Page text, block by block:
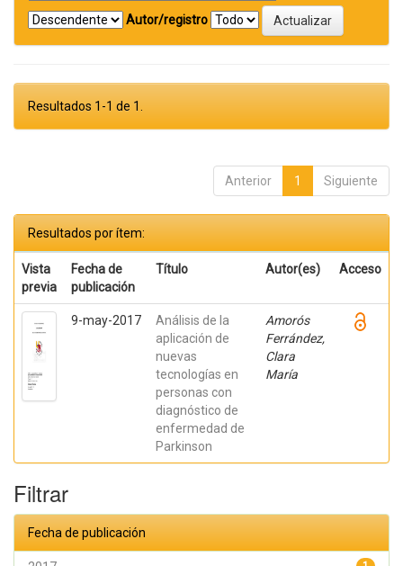
Autor/registro
Resultados 1-1 de 1.
Anterior 1 Siguiente
Resultados por ítem:
Vista
previa
Fecha de
publicación
Título Autor(es) Acceso
9-may-2017
Análisis de la
aplicación de
nuevas
tecnologías en
personas con
diagnóstico de
enfermedad de
Parkinson
Amorós
Ferrández,
Clara
María
Filtrar
Fecha de publicación